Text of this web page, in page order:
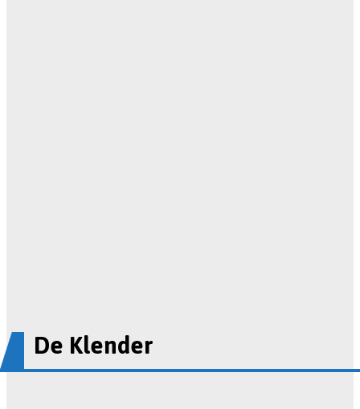
De Klender